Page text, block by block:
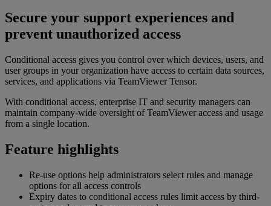
Secure your support experiences and
prevent unauthorized access
Conditional access gives you control over which devices, users, and
user groups in your organization have access to certain data sources,
services, and applications via TeamViewer Tensor.
With conditional access, enterprise IT and security managers can
maintain company-wide oversight of TeamViewer access and usage
from a single location.
Feature highlights
Re-use options help administrators select rules and manage
options for all access controls
Expiry dates to conditional access rules limit access by third-